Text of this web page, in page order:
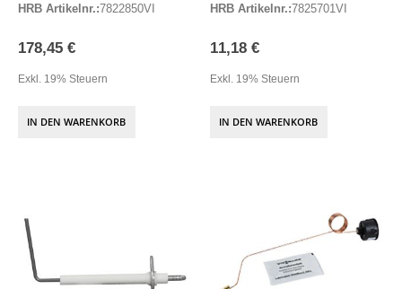
HRB Artikelnr.:7822850VI
178,45 €
Exkl. 19% Steuern
IN DEN WARENKORB
HRB Artikelnr.:7825701VI
11,18 €
Exkl. 19% Steuern
IN DEN WARENKORB